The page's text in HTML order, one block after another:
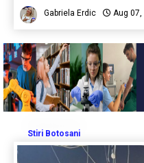
Gabriela Erdic Aug 07,
Stiri Botosani